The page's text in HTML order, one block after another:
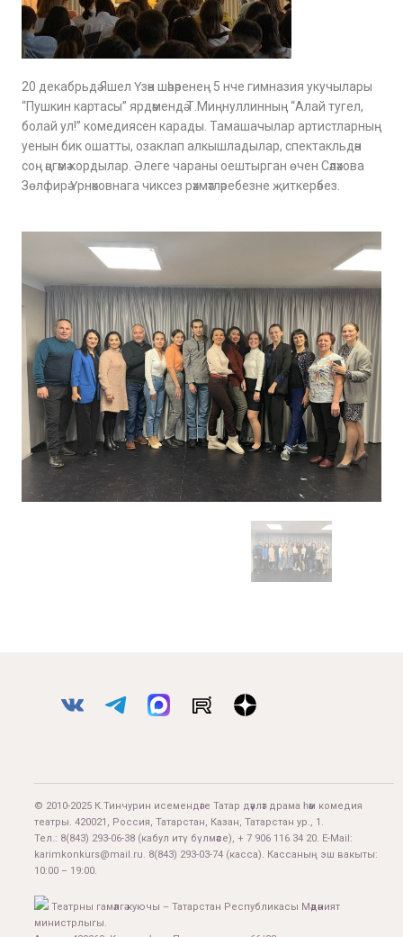
20 декабрьдә Яшел Үзән шәһәренең 5 нче гимназия укучылары
“Пушкин картасы” ярдәмендә Т.Миңнуллинның “Алай тугел,
болай ул!” комедиясен карады. Тамашачылар артистларның
уенын бик ошатты, озаклап алкышладылар, спектакльдән
соң әңгәмә кордылар. Әлеге чараны оештырган өчен Сәләхова
Зөлфирә Үрнәковнага чиксез рәхмәтләребезне җиткерәбез.
© 2010-2025 К.Тинчурин исемендәге Татар дәүләт драма һәм комедия
театры. 420021, Россия, Татарстан, Казан, Татарстан ур., 1.
Тел.: 8(843) 293-06-38 (кабул итү бүлмәсе), + 7 906 116 34 20. E-Mail:
karimkonkurs@mail.ru. 8(843) 293-03-74 (касса). Кассаның эш вакыты:
10:00 – 19:00.
Театрны гамәлгә куючы – Татарстан Республикасы Мәдәният
министрлыгы.